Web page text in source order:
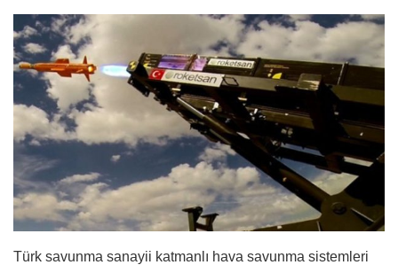
Türk savunma sanayii katmanlı hava savunma sistemleri